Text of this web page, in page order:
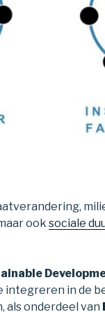
ook sociale
integreren in de
als onderdeel van